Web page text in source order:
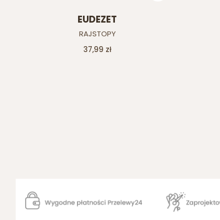
EUDEZET
Producent
RAJSTOPY
Cena
37,99 zł